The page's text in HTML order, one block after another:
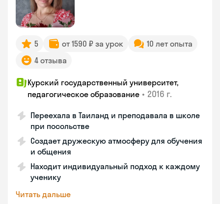
5 от 1590 ₽ за урок
10 лет опыта
4 отзыва
Курский государственный университет,
педагогическое образование • 2016 г.
Переехала в Таиланд и преподавала в школе
при посольстве
Создает дружескую атмосферу для обучения
и общения
Находит индивидуальный подход к каждому
ученику
Читать дальше